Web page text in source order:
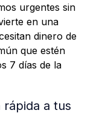
urgentes sin
en una
dinero de
que estén
7 días de la
a tus